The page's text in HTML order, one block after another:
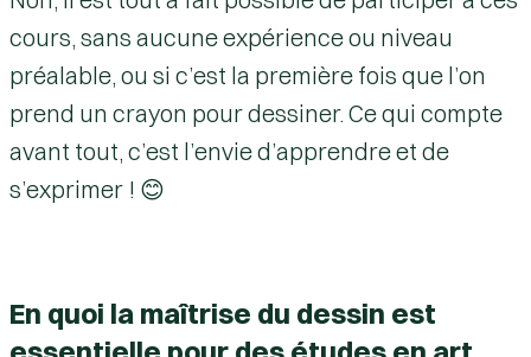
cours, sans aucune expérience ou niveau
préalable, ou si c’est la première fois que l’on
prend un crayon pour dessiner. Ce qui compte
avant tout, c’est l’envie d’apprendre et de
s’exprimer ! 😊
En quoi la maîtrise du dessin est